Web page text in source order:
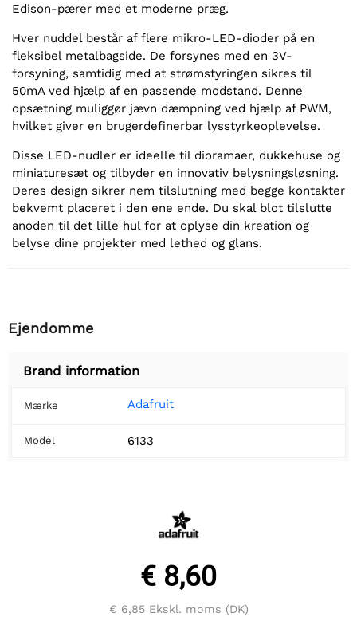
Edison-pærer med et moderne præg.
Hver nuddel består af flere mikro-LED-dioder på en
fleksibel metalbagside. De forsynes med en 3V-
forsyning, samtidig med at strømstyringen sikres til
50mA ved hjælp af en passende modstand. Denne
opsætning muliggør jævn dæmpning ved hjælp af PWM,
hvilket giver en brugerdefinerbar lysstyrkeoplevelse.
Disse LED-nudler er ideelle til dioramaer, dukkehuse og
miniaturesæt og tilbyder en innovativ belysningsløsning.
Deres design sikrer nem tilslutning med begge kontakter
bekvemt placeret i den ene ende. Du skal blot tilslutte
anoden til det lille hul for at oplyse din kreation og
belyse dine projekter med lethed og glans.
Ejendomme
Brand information
Mærke Adafruit
Model 6133
€ 8,60
€ 6,85Ekskl. moms (DK)